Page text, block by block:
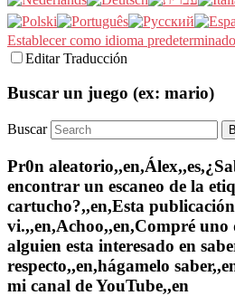
Establecer como idioma predeterminado
Editar Traducción
Buscar un juego (ex: mario)
Buscar
Pr0n
encontrar un escaneo de la
cartucho?,,en,Esta
vi.,,en,Achoo,,en,Compré uno
alguien esta interesado en
respecto,,en,hágamelo
mi canal de YouTube,,en